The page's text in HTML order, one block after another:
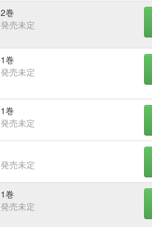
2巻
発売未定
1巻
発売未定
1巻
発売未定
発売未定
1巻
発売未定